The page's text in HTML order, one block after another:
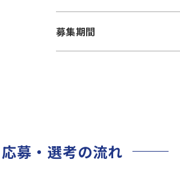
募集期間
応募・選考の流れ